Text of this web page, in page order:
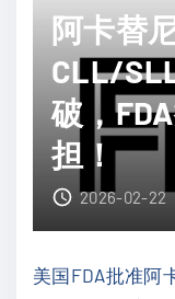
治
C
L
L
患
的
B
T
抗
新
辅
助
疗
：
塑
阿卡替
CLL/
破，
担！
2026-02-22
美国FDA批准阿